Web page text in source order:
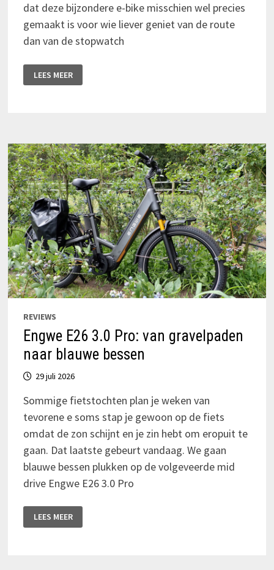
dat deze bijzondere e-bike misschien wel precies
gemaakt is voor wie liever geniet van de route
dan van de stopwatch
ROAM:
COMFORTABEL
LEES MEER
REVIEWS
Engwe E26 3.0 Pro: van gravelpaden
naar blauwe bessen
29 juli 2026
Sommige fietstochten plan je weken van
tevorene e soms stap je gewoon op de fiets
omdat de zon schijnt en je zin hebt om eropuit te
gaan. Dat laatste gebeurt vandaag. We gaan
blauwe bessen plukken op de volgeveerde mid
drive Engwe E26 3.0 Pro
E26
3.0
LEES MEER